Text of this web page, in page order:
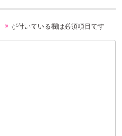
※ が付いている欄は必須項目です